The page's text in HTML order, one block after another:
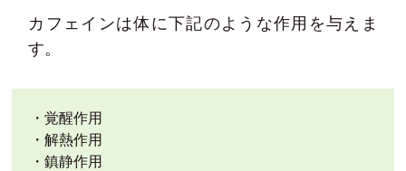
カフェインは体に下記のような作用を与えま
す。
・覚醒作用
・解熱作用
・鎮静作用